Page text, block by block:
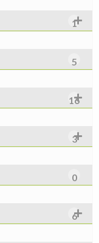
1
5
16
3
0
6